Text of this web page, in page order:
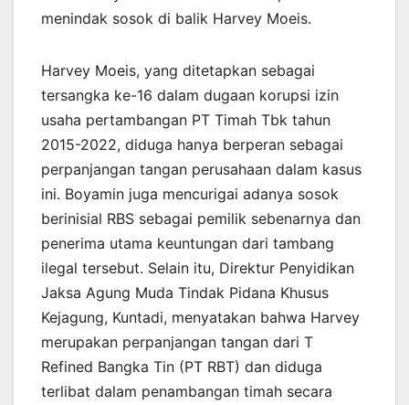
menindak sosok di balik Harvey Moeis.
Harvey Moeis, yang ditetapkan sebagai
tersangka ke-16 dalam dugaan korupsi izin
usaha pertambangan PT Timah Tbk tahun
2015-2022, diduga hanya berperan sebagai
perpanjangan tangan perusahaan dalam kasus
ini. Boyamin juga mencurigai adanya sosok
berinisial RBS sebagai pemilik sebenarnya dan
penerima utama keuntungan dari tambang
ilegal tersebut. Selain itu, Direktur Penyidikan
Jaksa Agung Muda Tindak Pidana Khusus
Kejagung, Kuntadi, menyatakan bahwa Harvey
merupakan perpanjangan tangan dari T
Refined Bangka Tin (PT RBT) dan diduga
terlibat dalam penambangan timah secara